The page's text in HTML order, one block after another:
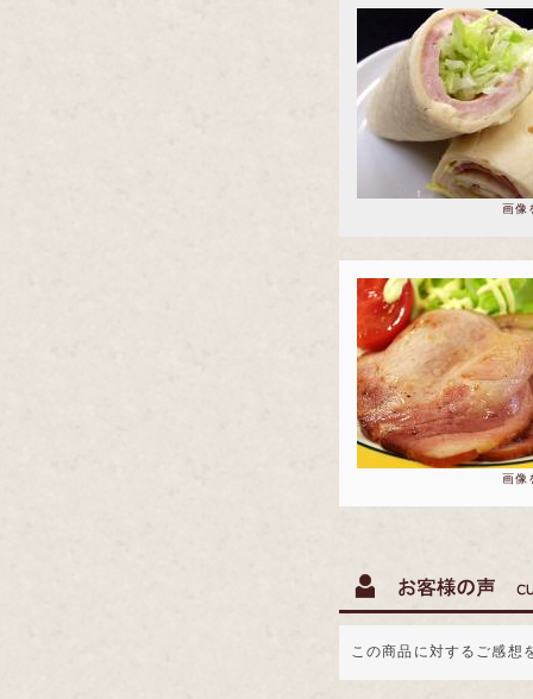
画像
画像
この商品に対するご感想